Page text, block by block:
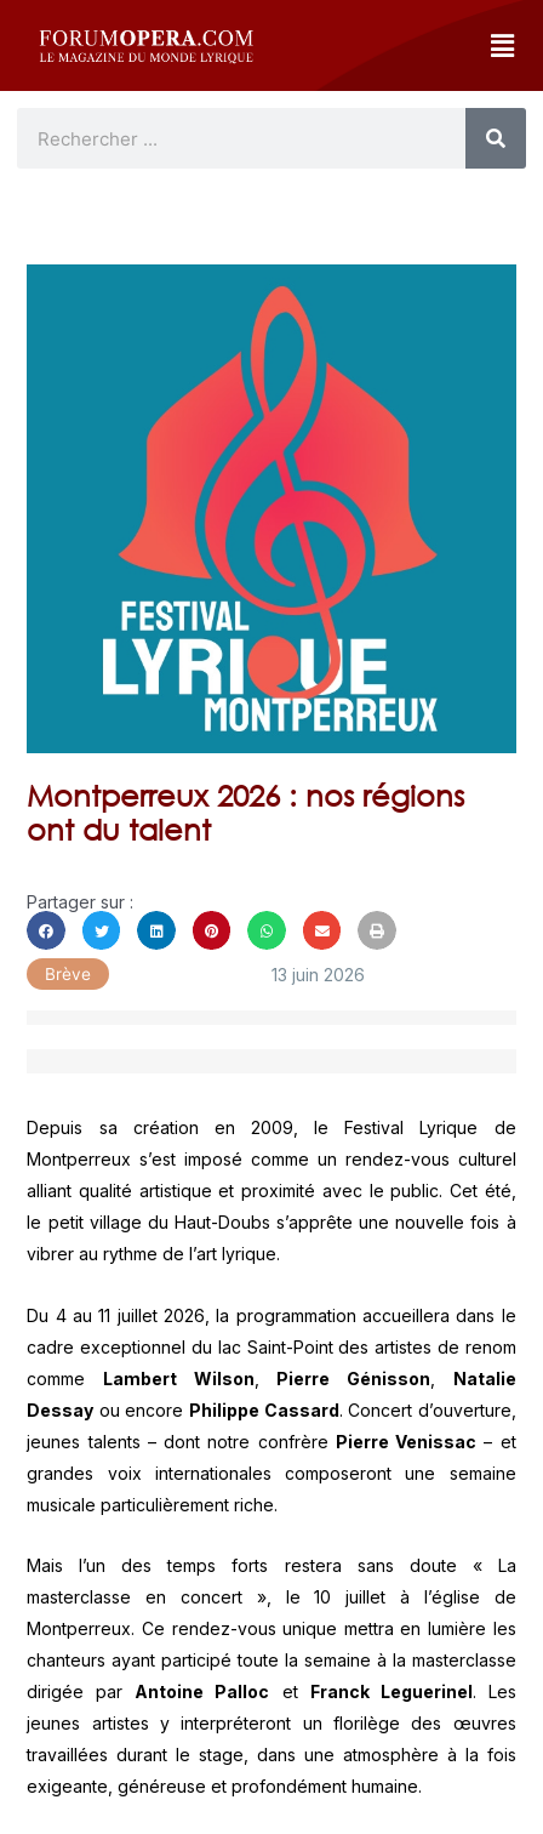
Montperreux 2026 : nos régions
ont du talent
Partager sur :
Brève 13 juin 2026
Depuis sa création en 2009, le Festival Lyrique de
Montperreux s’est imposé comme un rendez-vous culturel
alliant qualité artistique et proximité avec le public. Cet été,
le petit village du Haut-Doubs s’apprête une nouvelle fois à
vibrer au rythme de l’art lyrique.
Du 4 au 11 juillet 2026, la programmation accueillera dans le
cadre exceptionnel du lac Saint-Point des artistes de renom
comme Lambert Wilson Pierre Génisson
Natalie
Dessay ou encore Philippe Cassard. Concert d’ouverture,
jeunes talents – dont notre confrère Pierre Venissac – et
grandes voix internationales composeront une semaine
musicale particulièrement riche.
Mais l’un des temps forts restera sans doute « La
masterclasse en concert », le 10 juillet à l’église de
Montperreux. Ce rendez-vous unique mettra en lumière les
chanteurs ayant participé toute la semaine à la masterclasse
dirigée par Antoine Palloc et Franck Leguerinel. Les
jeunes artistes y interpréteront un florilège des œuvres
travaillées durant le stage, dans une atmosphère à la fois
exigeante, généreuse et profondément humaine.